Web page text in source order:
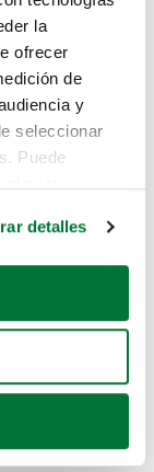
la
ofrecer
de
y
seleccionar
Puede
geográfica
activamente
(huellas
procesan sus
detalles
como